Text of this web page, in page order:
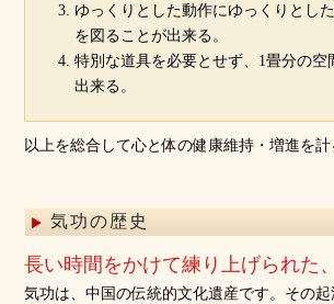
ゆっくりとした動作にゆっくりとし
を図ることが出来る。
特別な道具を必要とせず、1畳分の
出来る。
以上を総合して心と体の健康維持・増進を計
気功の歴史
長い時間をかけて練り上げられた
気功は、中国の伝統的文化遺産です。その